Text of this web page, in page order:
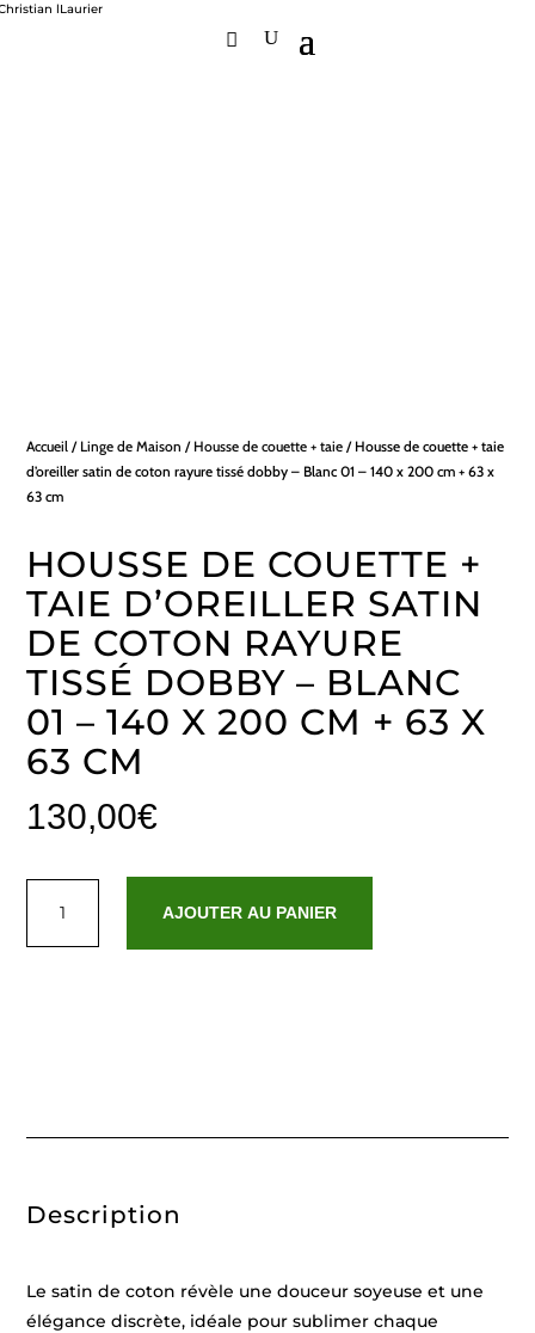
Accueil / Linge de Maison / Housse de couette + taie / Housse de couette + taie
d’oreiller satin de coton rayure tissé dobby – Blanc 01 – 140 x 200 cm + 63 x
63 cm
HOUSSE DE COUETTE +
TAIE D’OREILLER SATIN
DE COTON RAYURE
TISSÉ DOBBY – BLANC
01 – 140 X 200 CM + 63 X
63 CM
130,00€
Housse
-
140
x
63
x
AJOUTER AU PANIER
Description
Le satin de coton révèle une douceur soyeuse et une
élégance discrète, idéale pour sublimer chaque